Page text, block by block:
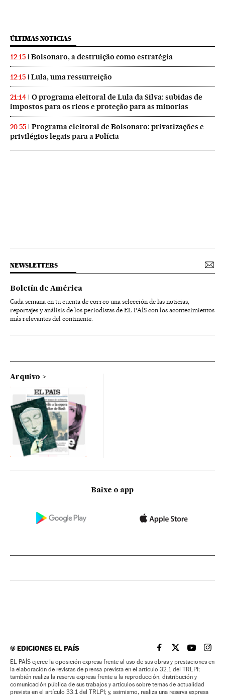
ÚLTIMAS NOTICIAS
12:15 Bolsonaro, a destruição como estratégia
12:15 Lula, uma ressurreição
21:14
O programa eleitoral de Lula da Silva: subidas de
impostos para os ricos e proteção para as minorias
20:55
Programa eleitoral de Bolsonaro: privatizações e
privilégios legais para a Polícia
NEWSLETTERS
Boletín de América
Cada semana en tu cuenta de correo una selección de las noticias,
reportajes y análisis de los periodistas de EL PAÍS con los acontecimientos
más relevantes del continente.
Arquivo
Baixe o app
©EDICIONES EL PAÍS EL PAÍS BRASIL EN
EL PAÍSEL PAÍS
EL
EL PAÍS ejerce la oposición expresa frente al uso de sus obras y prestaciones en
la elaboración de revistas de prensa prevista en el artículo 32.1 del TRLPI;
también realiza la reserva expresa frente a la reproducción, distribución y
comunicación pública de sus trabajos y artículos sobre temas de actualidad
prevista en el artículo 33.1 del TRLPI; y, asimismo, realiza una reserva expresa